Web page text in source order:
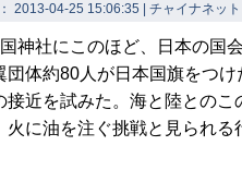
2013-04-25 15:06:35 | チャイナネット |
神社にこのほど、日本の国
団体約80人が日本国旗をつ
近を試みた。海と陸との
火に油を注ぐ挑戦と見られ